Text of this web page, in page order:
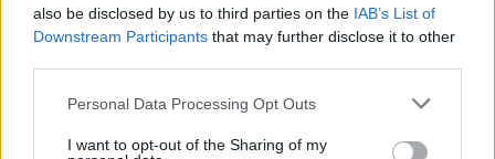
also be disclosed by us to third parties on the IAB’s List of
Downstream Participants that may further disclose it to other
Please note that this website/app uses one or more Google
not limited to your visit or usage behaviour. You may click to
Personal Data Processing Opt Outs
I want to opt-out of the Sharing of my
Διερευνώντας κοινές ευκαιρίες, οι τρεις κύριοι
υδρογόνου σε ολόκληρη την Ευρώπη, ένα βασικό
διευκόλυνση της πρόσβασης υδρογόνου για